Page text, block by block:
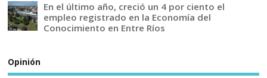
En el último año, creció un 4 por ciento el
empleo registrado en la Economía del
Conocimiento en Entre Ríos
Opinión